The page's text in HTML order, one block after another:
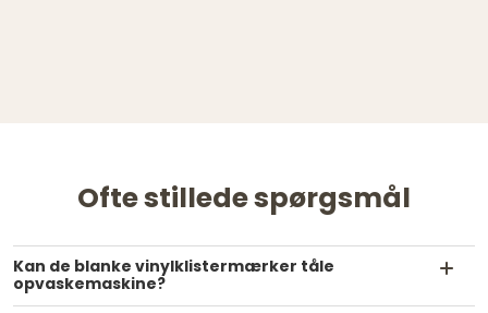
Ofte stillede spørgsmål
Kan de blanke vinylklistermærker tåle
opvaskemaskine?